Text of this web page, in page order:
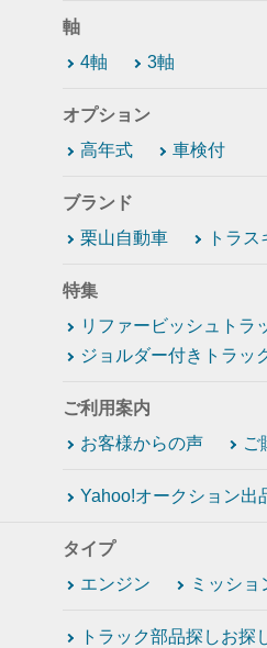
軸
4軸
3軸
オプション
高年式
車検付
ブランド
栗山自動車
トラス
特集
リファービッシュトラ
ジョルダー付きトラッ
ご利用案内
お客様からの声
ご
Yahoo!オークション出
タイプ
エンジン
ミッショ
トラック部品探しお探